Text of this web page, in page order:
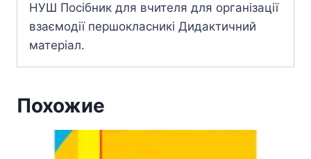
НУШ Посібник для вчителя для організації
взаємодії першокласникі Дидактичний
матеріал.
Похожие